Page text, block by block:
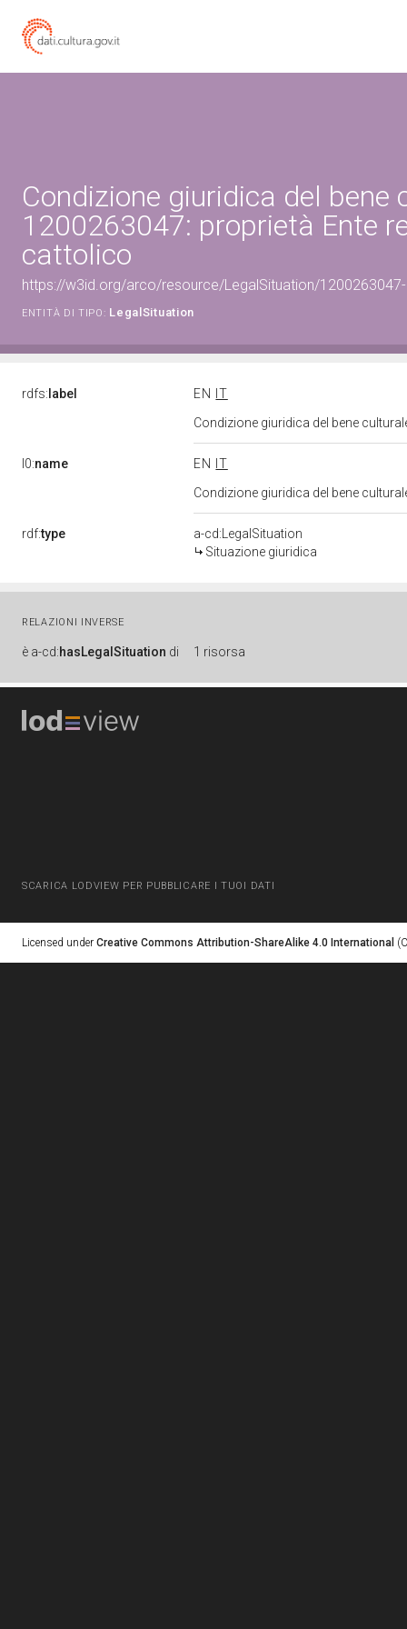
Condizione giuridica del bene
1200263047: proprietà Ente
cattolico
https://w3id.org/arco/resource/LegalSituation/
ENTITÀ DI TIPO: LegalSituation
rdfs: label EN
IT
Condizione giuridica del bene
l0:name EN
IT
Condizione giuridica del bene
rdf:type
a-cd:LegalSituation
Situazione giuridica
RELAZIONI INVERSE
è a-cd:hasLegalSituation di 1 risorsa
SCARICA LODVIEW PER PUBBLICARE I TUOI DATI
Licensed under Creative Commons Attribution-ShareAlike 4.0 International